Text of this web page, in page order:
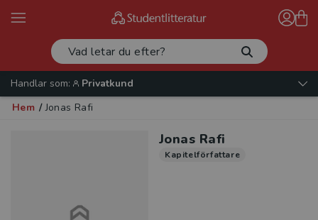
Handlar som:
Privatkund
Hem / Jonas Rafi
Jonas Rafi
Kapitelförfattare